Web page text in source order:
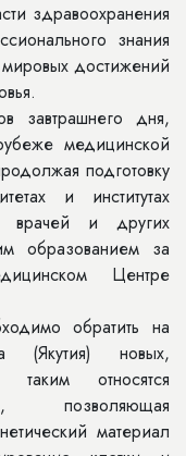
здравоохранения
знания
достижений
завтрашнего дня,
медицинской
подготовку
и институтах
врачей и других
образованием за
Центре
обратить на
(Якутия) новых,
таким относятся
позволяющая
материал